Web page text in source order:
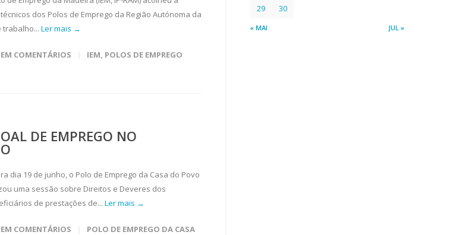
dos Polos de Emprego da Região Autónoma da
trabalho... Ler mais →
COMENTÁRIOS IEM, POLOS DE EMPREGO
DE EMPREGO NO
dia 19 de junho, o Polo de Emprego da Casa do Povo
uma sessão sobre Direitos e Deveres dos
de prestações de... Ler mais →
COMENTÁRIOS
POLO DE EMPREGO DA CASA
« MAI JUL »
29
30